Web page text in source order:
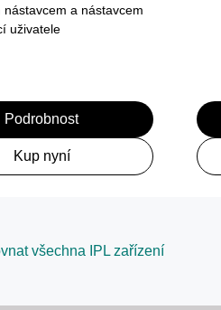
nástavcem a nástavcem
uživatele
Podrobnost
Kup nyní
všechna IPL zařízení